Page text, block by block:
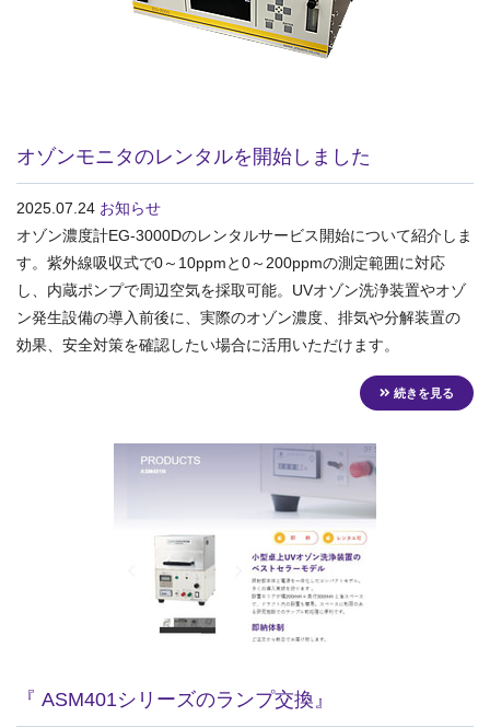
オゾンモニタのレンタルを開始しました
2025.07.24 お知らせ
オゾン濃度計EG-3000Dのレンタルサービス開始について紹介しま
す。紫外線吸収式で0～10ppmと0～200ppmの測定範囲に対応
し、内蔵ポンプで周辺空気を採取可能。UVオゾン洗浄装置やオゾ
ン発生設備の導入前後に、実際のオゾン濃度、排気や分解装置の
効果、安全対策を確認したい場合に活用いただけます。
続きを見る
『 ASM401シリーズのランプ交換』